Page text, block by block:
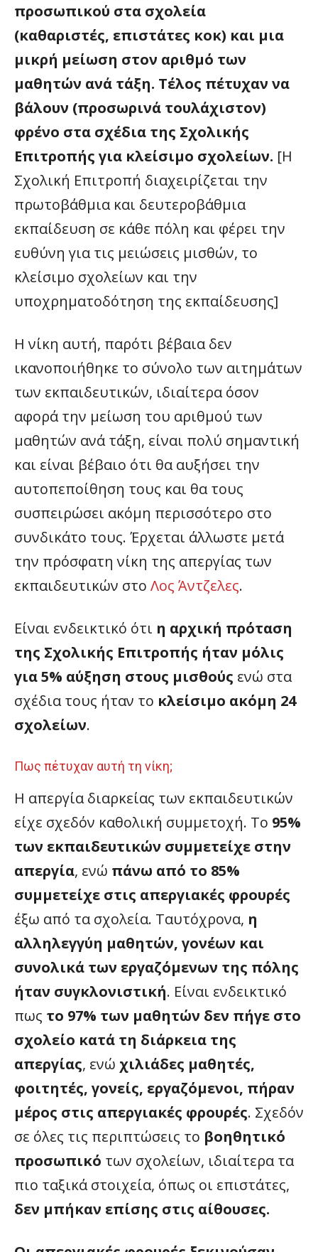
προσωπικού στα σχολεία
(καθαριστές, επιστάτες κοκ) και μια
μικρή μείωση στον αριθμό των
μαθητών ανά τάξη. Τέλος πέτυχαν να
βάλουν (προσωρινά τουλάχιστον)
φρένο στα σχέδια της Σχολικής
Επιτροπής για κλείσιμο σχολείων. [Η
Σχολική Επιτροπή διαχειρίζεται την
πρωτοβάθμια και δευτεροβάθμια
εκπαίδευση σε κάθε πόλη και φέρει την
ευθύνη για τις μειώσεις μισθών, το
κλείσιμο σχολείων και την
υποχρηματοδότηση της εκπαίδευσης]
Η νίκη αυτή, παρότι βέβαια δεν
ικανοποιήθηκε το σύνολο των αιτημάτων
των εκπαιδευτικών, ιδιαίτερα όσον
αφορά την μείωση του αριθμού των
μαθητών ανά τάξη, είναι πολύ σημαντική
και είναι βέβαιο ότι θα αυξήσει την
αυτοπεποίθηση τους και θα τους
συσπειρώσει ακόμη περισσότερο στο
συνδικάτο τους. Έρχεται άλλωστε μετά
την πρόσφατη νίκη της απεργίας των
εκπαιδευτικών στο Λος Άντζελες.
Είναι ενδεικτικό ότι η αρχική πρόταση
της Σχολικής Επιτροπής ήταν μόλις
για 5% αύξηση στους μισθούς ενώ στα
σχέδια τους ήταν το κλείσιμο ακόμη 24
σχολείων.
Πως πέτυχαν αυτή τη νίκη;
Η απεργία διαρκείας των εκπαιδευτικών
είχε σχεδόν καθολική συμμετοχή. Το 95%
των εκπαιδευτικών συμμετείχε στην
απεργία, ενώ πάνω από το 85%
συμμετείχε στις απεργιακές φρουρές
έξω από τα σχολεία. Ταυτόχρονα, η
αλληλεγγύη μαθητών, γονέων και
συνολικά των εργαζόμενων της πόλης
ήταν συγκλονιστική. Είναι ενδεικτικό
πως το 97% των μαθητών δεν πήγε στο
σχολείο κατά τη διάρκεια της
απεργίας, ενώ χιλιάδες μαθητές,
φοιτητές, γονείς, εργαζόμενοι, πήραν
μέρος στις απεργιακές φρουρές. Σχεδόν
σε όλες τις περιπτώσεις το βοηθητικό
προσωπικό των σχολείων, ιδιαίτερα τα
πιο ταξικά στοιχεία, όπως οι επιστάτες,
δεν μπήκαν επίσης στις αίθουσες.